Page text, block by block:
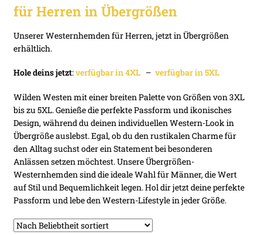
für Herren in Übergrößen
Unserer Westernhemden für Herren, jetzt in Übergrößen
erhältlich.
Hole deins jetzt:verfügbar in 4XL– verfügbar in 5XL
Wilden Westen mit einer breiten Palette von Größen von 3XL
bis zu 5XL. Genieße die perfekte Passform und ikonisches
Design, während du deinen individuellen Western-Look in
Übergröße auslebst. Egal, ob du den rustikalen Charme für
den Alltag suchst oder ein Statement bei besonderen
Anlässen setzen möchtest. Unsere Übergrößen-
Westernhemden sind die ideale Wahl für Männer, die Wert
auf Stil und Bequemlichkeit legen. Hol dir jetzt deine perfekte
Passform und lebe den Western-Lifestyle in jeder Größe.